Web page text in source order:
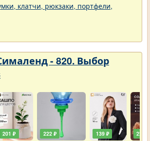
клатчи, рюкзаки, портфели,
- 820. Выбор
201 ₽ 222 ₽ 139 ₽ 222 ₽